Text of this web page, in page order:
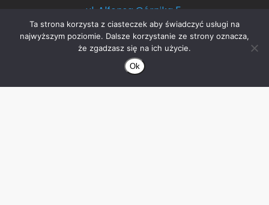
ul. Alfonsa Górnika 5,
40-134 Katowice
Kontakt
Skontaktuj się!
Ta strona korzysta z ciasteczek aby świadczyć usługi na
najwyższym poziomie. Dalsze korzystanie ze strony oznacza,
że zgadzasz się na ich użycie.
Ok